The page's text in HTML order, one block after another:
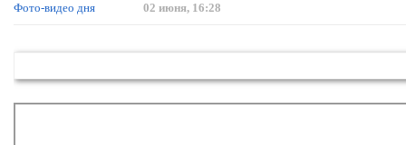
Фото-видео дня 02 июня, 16:28